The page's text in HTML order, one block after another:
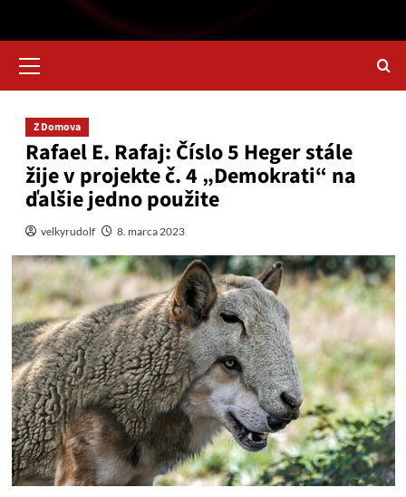
Menu
Z Domova
Rafael E. Rafaj: Číslo 5 Heger stále
žije v projekte č. 4 „Demokrati“ na
ďalšie jedno použite
velkyrudolf 8. marca 2023